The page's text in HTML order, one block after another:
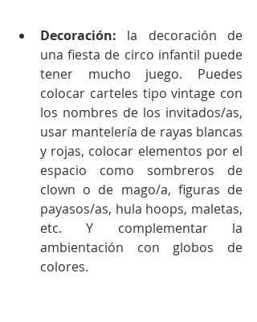
Decoración: la decoración de
una fiesta de circo infantil puede
tener mucho juego. Puedes
colocar carteles tipo vintage con
los nombres de los invitados/as,
usar mantelería de rayas blancas
y rojas, colocar elementos por el
espacio como sombreros de
clown o de mago/a, figuras de
payasos/as, hula hoops, maletas,
etc. Y complementar la
ambientación con globos de
colores.